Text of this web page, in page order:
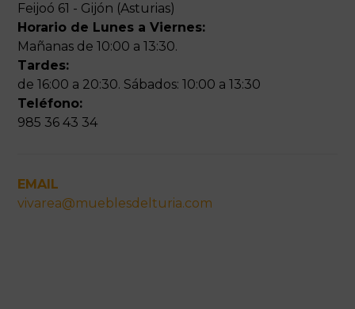
Feijoó 61 - Gijón (Asturias)
Horario de Lunes a Viernes:
Mañanas de 10:00 a 13:30.
Tardes:
de 16:00 a 20:30. Sábados: 10:00 a 13:30
Teléfono:
985 36 43 34
EMAIL
vivarea@mueblesdelturia.com